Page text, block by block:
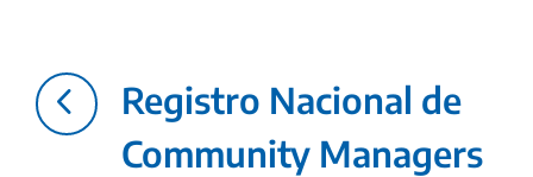
4
Registro Nacional de
Community Managers